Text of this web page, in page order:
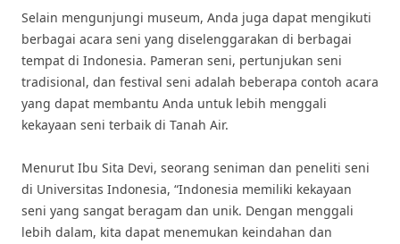
Selain mengunjungi museum, Anda juga dapat mengikuti
berbagai acara seni yang diselenggarakan di berbagai
tempat di Indonesia. Pameran seni, pertunjukan seni
tradisional, dan festival seni adalah beberapa contoh acara
yang dapat membantu Anda untuk lebih menggali
kekayaan seni terbaik di Tanah Air.
Menurut Ibu Sita Devi, seorang seniman dan peneliti seni
di Universitas Indonesia, “Indonesia memiliki kekayaan
seni yang sangat beragam dan unik. Dengan menggali
lebih dalam, kita dapat menemukan keindahan dan